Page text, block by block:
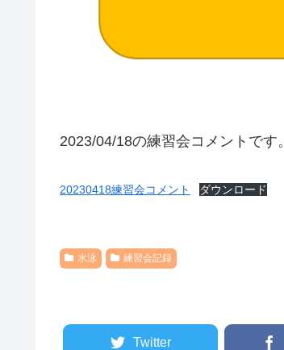
2023/04/18の練習会コメントです
20230418練習会コメント ダウンロード
水泳 練習会記録
Twitter